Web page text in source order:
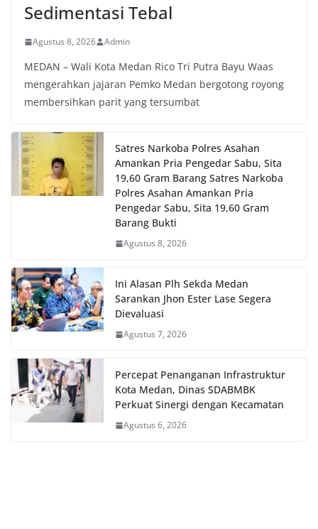
Sedimentasi Tebal
Agustus 8, 2026 Admin
MEDAN – Wali Kota Medan Rico Tri Putra Bayu Waas
mengerahkan jajaran Pemko Medan bergotong royong
membersihkan parit yang tersumbat
Satres Narkoba Polres Asahan
Amankan Pria Pengedar Sabu, Sita
19,60 Gram Barang Satres Narkoba
Polres Asahan Amankan Pria
Pengedar Sabu, Sita 19,60 Gram
Barang Bukti
Agustus 8, 2026
Ini Alasan Plh Sekda Medan
Sarankan Jhon Ester Lase Segera
Dievaluasi
Agustus 7, 2026
Percepat Penanganan Infrastruktur
Kota Medan, Dinas SDABMBK
Perkuat Sinergi dengan Kecamatan
Agustus 6, 2026